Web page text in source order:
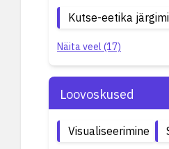
Kutse-eetika
Näita veel (17)
Loovoskused
Visualiseerimine